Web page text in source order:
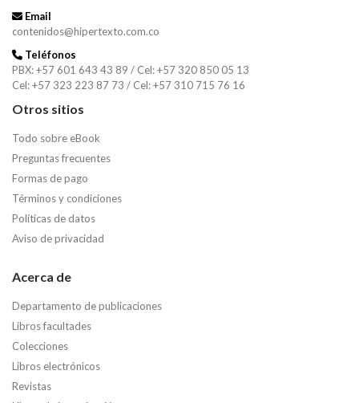
Email
contenidos@hipertexto.com.co
Teléfonos
PBX: +57 601 643 43 89 / Cel: +57 320 850 05 13
Cel: +57 323 223 87 73 / Cel: +57 310 715 76 16
Otros sitios
Todo sobre eBook
Preguntas frecuentes
Formas de pago
Términos y condiciones
Políticas de datos
Aviso de privacidad
Acerca de
Departamento de publicaciones
Libros facultades
Colecciones
Libros electrónicos
Revistas